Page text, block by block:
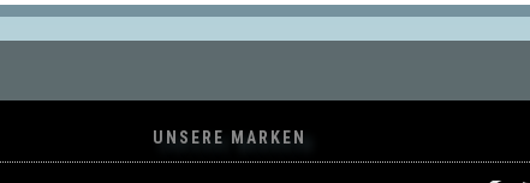
UNSERE MARKEN